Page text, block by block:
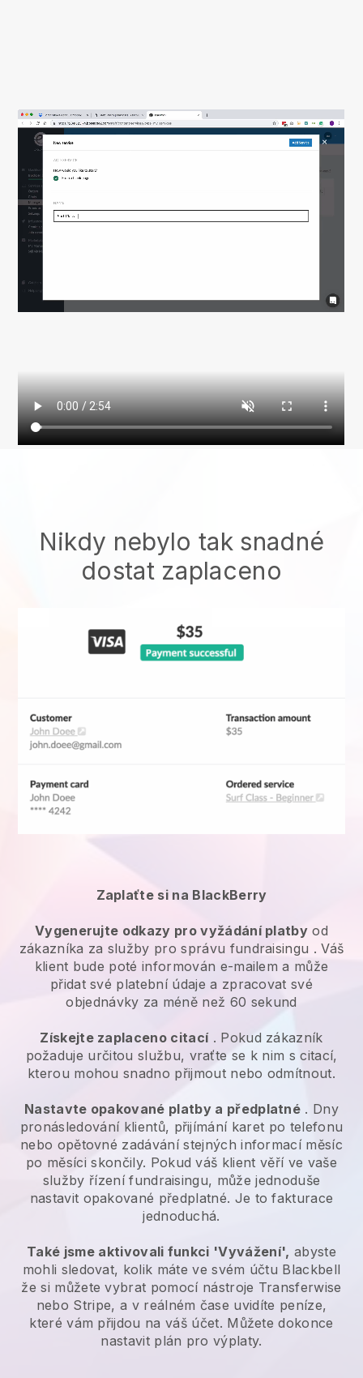
Nikdy nebylo tak snadné
dostat zaplaceno
Zaplaťte si na BlackBerry
Vygenerujte odkazy pro vyžádání platby od
zákazníka za služby pro správu fundraisingu . Váš
klient bude poté informován e-mailem a může
přidat své platební údaje a zpracovat své
objednávky za méně než 60 sekund
Získejte zaplaceno citací. Pokud zákazník
požaduje určitou službu, vraťte se k nim s citací,
kterou mohou snadno přijmout nebo odmítnout.
Nastavte opakované platby a předplatné . Dny
pronásledování klientů, přijímání karet po telefonu
nebo opětovné zadávání stejných informací měsíc
po měsíci skončily. Pokud váš klient věří ve vaše
služby řízení fundraisingu, může jednoduše
nastavit opakované předplatné. Je to fakturace
jednoduchá.
Také jsme aktivovali funkci 'Vyvážení', abyste
mohli sledovat, kolik máte ve svém účtu Blackbell
že si můžete vybrat pomocí nástroje Transferwise
nebo Stripe, a v reálném čase uvidíte peníze,
které vám přijdou na váš účet. Můžete dokonce
nastavit plán pro výplaty.